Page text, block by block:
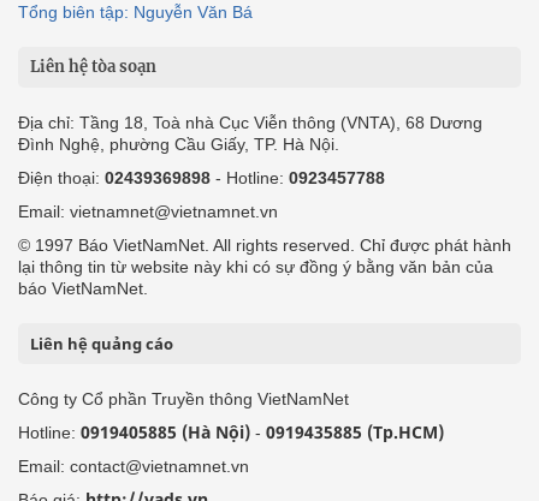
Tổng biên tập: Nguyễn Văn Bá
Liên hệ tòa soạn
Địa chỉ: Tầng 18, Toà nhà Cục Viễn thông (VNTA), 68 Dương
Đình Nghệ, phường Cầu Giấy, TP. Hà Nội.
Điện thoại: 02439369898 - Hotline: 0923457788
Email: vietnamnet@vietnamnet.vn
© 1997 Báo VietNamNet. All rights reserved. Chỉ được phát hành
lại thông tin từ website này khi có sự đồng ý bằng văn bản của
báo VietNamNet.
Liên hệ quảng cáo
Công ty Cổ phần Truyền thông VietNamNet
Hotline: 0919405885 (Hà Nội) - 0919435885 (Tp.HCM)
Email: contact@vietnamnet.vn